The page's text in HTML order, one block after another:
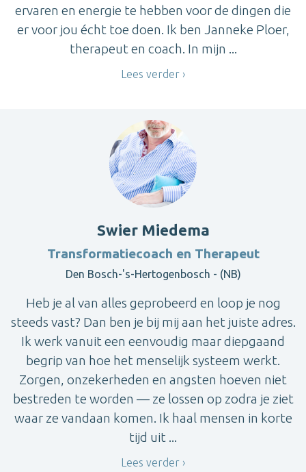
ervaren en energie te hebben voor de dingen die
er voor jou écht toe doen. Ik ben Janneke Ploer,
therapeut en coach. In mijn ...
Lees verder
Swier Miedema
Transformatiecoach en Therapeut
Den Bosch-'s-Hertogenbosch - (NB)
Heb je al van alles geprobeerd en loop je nog
steeds vast? Dan ben je bij mij aan het juiste adres.
Ik werk vanuit een eenvoudig maar diepgaand
begrip van hoe het menselijk systeem werkt.
Zorgen, onzekerheden en angsten hoeven niet
bestreden te worden — ze lossen op zodra je ziet
waar ze vandaan komen. Ik haal mensen in korte
tijd uit ...
Lees verder